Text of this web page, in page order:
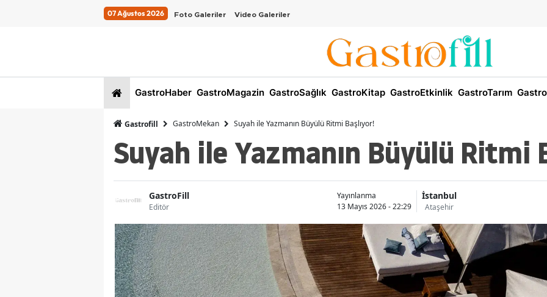
07 Ağustos 2026 Foto Galeriler Video Galeriler
GastroHaber GastroMagazin GastroSağlık GastroKitap GastroEtkinlik GastroTarım
Gastrofill GastroMekan Suyah ile Yazmanın Büyülü Ritmi Başlıyor!
Suyah ile Yazmanın Büyülü Ritmi
GastroFill
Editör
Yayınlanma
13 Mayıs 2026 - 22:29
İstanbul
Ataşehir